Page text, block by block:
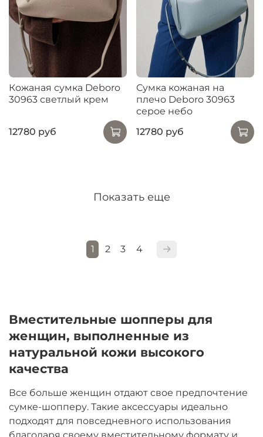
Кожаная сумка Deboro
30963 светлый крем
12780 руб
Сумка кожаная на
плечо Deboro 30963
серое небо
12780 руб
Показать еще
1 2 3 4
Вместительные шопперы для
женщин, выполненные из
натуральной кожи высокого
качества
Все больше женщин отдают свое предпочтение
сумке-шопперу. Такие аксессуары идеально
подходят для повседневного использования
благодаря своему вместительному формату и